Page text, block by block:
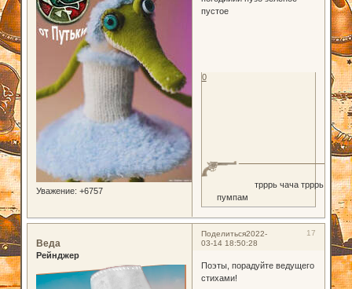
Уважение: +6757
пустое
трррь чача трррь
пумпам
0
Поделиться 17
2022-
03-14 18:50:28
Веда
Рейнджер
Поэты, порадуйте ведущего
стихами!